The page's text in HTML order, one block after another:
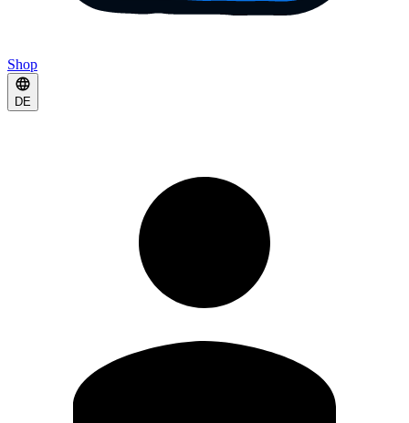
Shop
DE